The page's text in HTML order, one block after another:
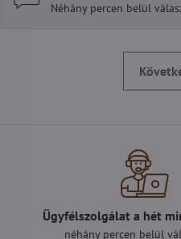
Néhány percen belül
Ügyfélszolgálat a hét
néhány percen belül